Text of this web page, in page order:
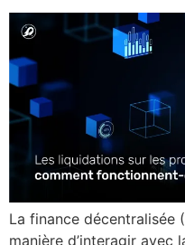
La finance décentralisée
manière d’interagir avec